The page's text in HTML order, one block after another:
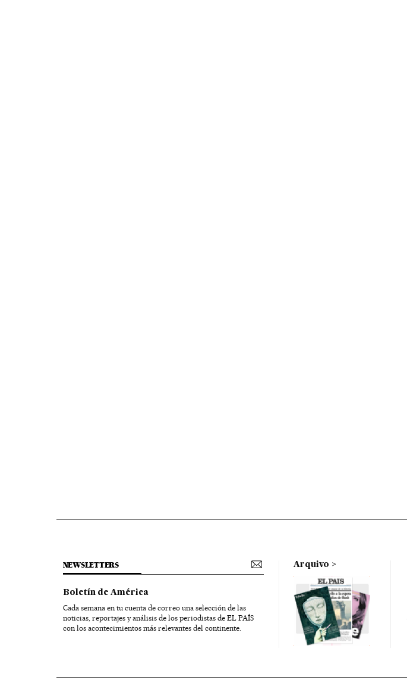
NEWSLETTERS
Boletín de América
Cada semana en tu cuenta de correo una selección de las
noticias, reportajes y análisis de los periodistas de EL PAÍS
con los acontecimientos más relevantes del continente.
Arquivo